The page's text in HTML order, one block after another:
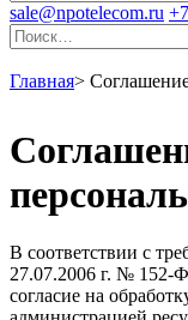
sale@npotelecom.ru
Главная>
В соответствии с
27.07.2006 г. № 152-
согласие на